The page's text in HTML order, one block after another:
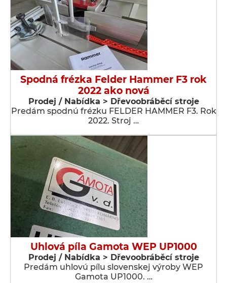
Spodná frézka Felder Hammer F3 rok
2022 ako nová
Prodej / Nabídka > Dřevoobráběcí stroje
Predám spodnú frézku FELDER HAMMER F3. Rok
2022. Stroj …
Uhlová píla Gamota WEP UP1000
Prodej / Nabídka > Dřevoobráběcí stroje
Predám uhlovú pílu slovenskej výroby WEP
Gamota UP1000. …